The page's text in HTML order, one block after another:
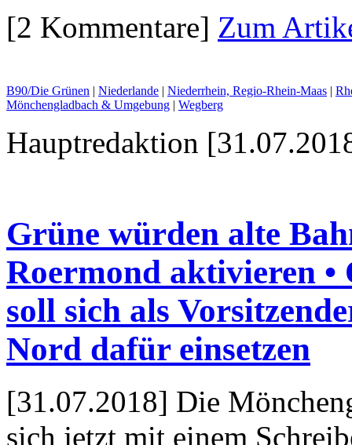
[2 Kommentare] Zum
B90/Die Grünen | Niederlande | Niederrhein, Regio-Rhein-Maas |
Mönchengladbach & Umgebung | Wegberg
Hauptredaktion
Grüne würden alte
Roermond aktivieren •
soll sich als
Nord dafür einsetzen
[31.07.2018] Die
sich jetzt mit einem